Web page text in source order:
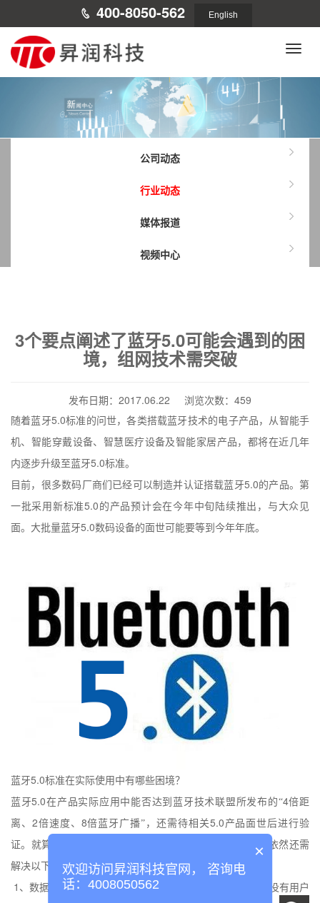
400-8050-562 English
Toggle
公司动态
行业动态
媒体报道
视频中心
3个要点阐述了蓝牙5.0可能会遇到的困
境，组网技术需突破
发布日期：2017.06.22 浏览次数：459
随着蓝牙5.0标准的问世，各类搭载蓝牙技术的电子产品，从智能手
机、智能穿戴设备、智慧医疗设备及智能家居产品，都将在近几年
内逐步升级至蓝牙5.0标准。
目前，很多数码厂商们已经可以制造并认证搭载蓝牙5.0的产品。第
一批采用新标准5.0 的产品预计会在今年中旬陆续推出，与大众见
面。大批量蓝牙5.0数码设备的面世可能要等到今年年底。
蓝牙5.0标准在实际使用中有哪些困境？
蓝牙5.0在产品实际应用中能否达到蓝牙技术联盟所发布的“4倍距
离、 2倍速度、 8倍蓝牙广播”，还需待相关5.0 产品面世后进行验
证。就算是信号传输的速率和传输距离有所增长，但蓝牙依然还需
解决以下几个痛点：
1 、数据传输较慢，在同等条件下如果有其他选择，相信是没有用户
×
欢迎访问昇润科技官网， 咨询电
话：4008050562